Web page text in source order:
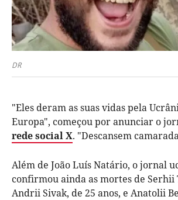
DR
"Eles deram as suas vidas pela
Europa", começou por anunciar o
rede social X. "Descansem
Além de João Luís Natário, o jornal
confirmou ainda as mortes de Serhii
Andrii Sivak, de 25 anos, e Anatolii